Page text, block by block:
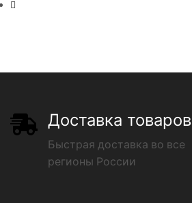
Доставка товаров
Быстрая доставка во все
регионы России